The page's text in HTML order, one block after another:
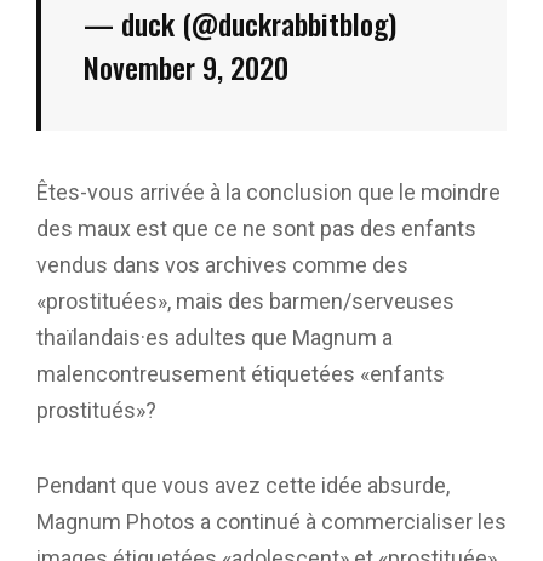
— duck (@duckrabbitblog)
November 9, 2020
Êtes-vous arrivée à la conclusion que le moindre
des maux est que ce ne sont pas des enfants
vendus dans vos archives comme des
«prostituées», mais des barmen/serveuses
thaïlandais·es adultes que Magnum a
malencontreusement étiquetées «enfants
prostitués»?
Pendant que vous avez cette idée absurde,
Magnum Photos a continué à commercialiser les